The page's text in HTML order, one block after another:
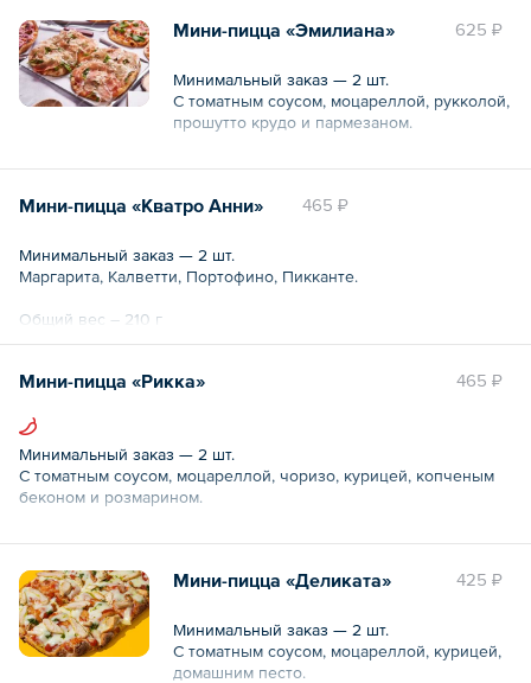
Общий вес – 185 г 625 ₽
Мини-пицца «Эмилиана»
Минимальный заказ — 2 шт.
С томатным соусом, моцареллой, рукколой,
прошутто крудо и пармезаном.
Общий вес – 215 г
465 ₽
Мини-пицца «Кватро Анни»
Минимальный заказ — 2 шт.
Маргарита, Калветти, Портофино, Пикканте.
Общий вес – 210 г
465 ₽
Мини-пицца «Рикка»
Минимальный заказ — 2 шт.
С томатным соусом, моцареллой, чоризо, курицей, копченым
беконом и розмарином.
Общий вес – 220 г
425 ₽
Мини-пицца «Деликата»
Минимальный заказ — 2 шт.
С томатным соусом, моцареллой, курицей,
домашним песто.